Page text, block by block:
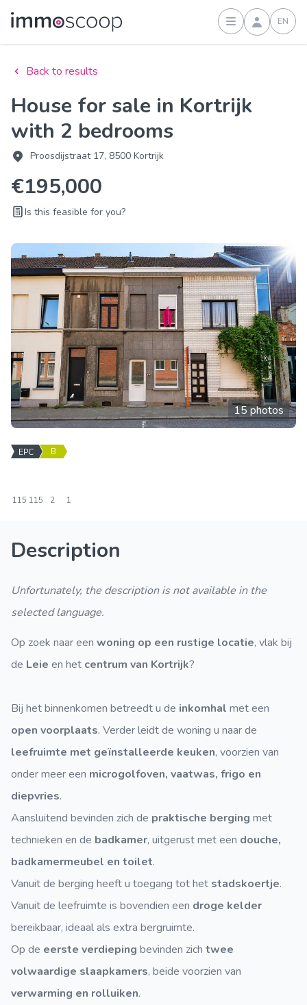
Sign inEN
Back to results
House for sale in Kortrijk
with 2 bedrooms
Proosdijstraat 17, 8500 Kortrijk
€195,000
Is this feasible for you?
15 photos
EPC B
115 115 2 1
Description
Unfortunately, the description is not available in the
selected language.
Op zoek naar een woning op een rustige locatie, vlak bij
de Leie en het centrum van Kortrijk?
Bij het binnenkomen betreedt u de inkomhal met een
open voorplaats. Verder leidt de woning u naar de
leefruimte met geïnstalleerde keuken, voorzien van
onder meer een microgolfoven, vaatwas, frigo en
diepvries.
Aansluitend bevinden zich de praktische berging met
technieken en de badkamer, uitgerust met een douche,
badkamermeubel en toilet.
Vanuit de berging heeft u toegang tot het stadskoertje.
Vanuit de leefruimte is bovendien een droge kelder
bereikbaar, ideaal als extra bergruimte.
Op de eerste verdieping bevinden zich twee
volwaardige slaapkamers, beide voorzien van
verwarming en rolluiken.